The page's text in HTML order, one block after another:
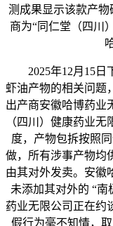
测成果显示该款产
商为“同仁堂（四川
2025年12月15日
虾油产物的相关问题
出产商安徽哈博药业
（四川）健康药业
度，产物包拆按照
做，所有涉事产物均
由其对外发卖。安徽
未添加其对外的 “
药业无限公司正在约
假行为毫不知情，